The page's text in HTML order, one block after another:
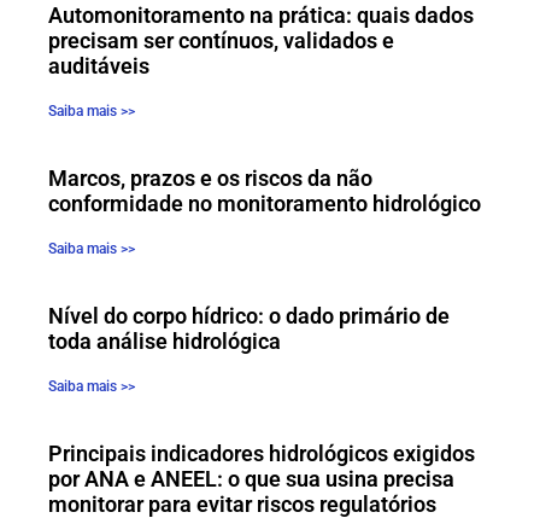
Automonitoramento na prática: quais dados
precisam ser contínuos, validados e
auditáveis
Saiba mais >>
Marcos, prazos e os riscos da não
conformidade no monitoramento hidrológico
Saiba mais >>
Nível do corpo hídrico: o dado primário de
toda análise hidrológica
Saiba mais >>
Principais indicadores hidrológicos exigidos
por ANA e ANEEL: o que sua usina precisa
monitorar para evitar riscos regulatórios